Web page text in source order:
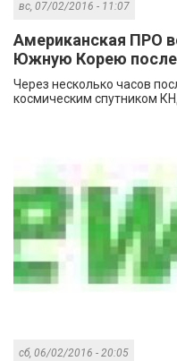
вс, 07/02/2016 - 11:07
Американская ПРО
Южную Корею
Через несколько часов
космическим спутником
сб, 06/02/2016 - 20:05